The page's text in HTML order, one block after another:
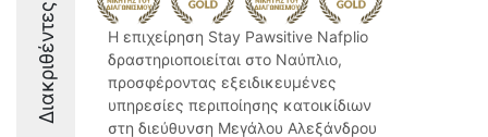
Διακριθέντες
Η επιχείρηση Stay Pawsitive Nafplio
δραστηριοποιείται στο Ναύπλιο,
προσφέροντας εξειδικευμένες
υπηρεσίες περιποίησης κατοικίδιων
στη διεύθυνση Μεγάλου Αλεξάνδρου